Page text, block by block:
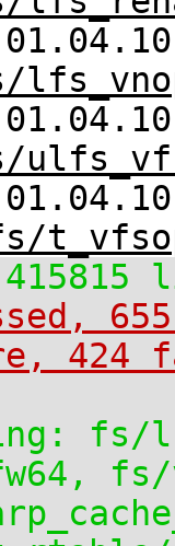
424
fs/
fs/